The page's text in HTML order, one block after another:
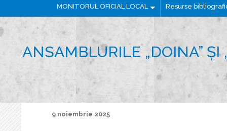
MONITORUL OFICIAL LOCAL Resurse
ANSAMBLURILE „DOINA”
9 noiembrie 2025